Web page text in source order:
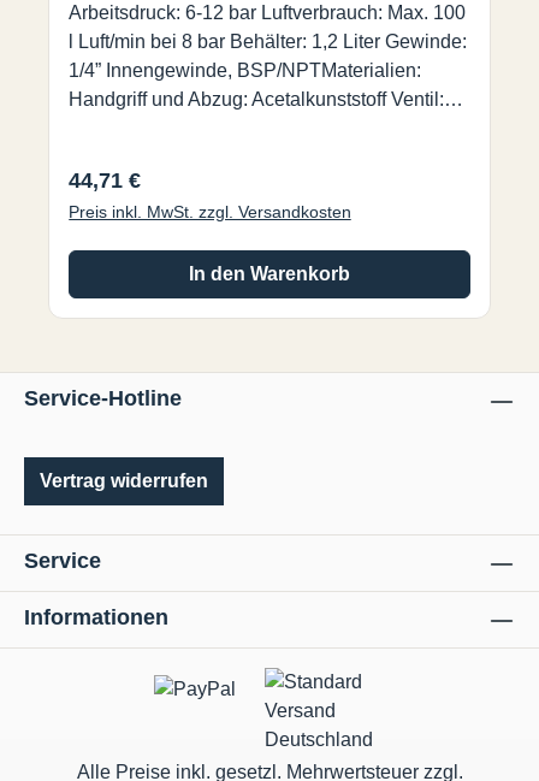
Arbeitsdruck: 6-12 bar Luftverbrauch: Max. 100
l Luft/min bei 8 bar Behälter: 1,2 Liter Gewinde:
1/4” Innengewinde, BSP/NPTMaterialien:
Handgriff und Abzug: Acetalkunststoff Ventil:
Gehärteter Federdraht Behälter: PE Saugrohr:
Nylon PA11 Schläuche: PVC Düsen: POM,
Regulärer Preis:
44,71 €
Preis inkl. MwSt. zzgl. Versandkosten
In den Warenkorb
Service-Hotline
Vertrag widerrufen
Service
Informationen
Alle Preise inkl. gesetzl. Mehrwertsteuer zzgl.